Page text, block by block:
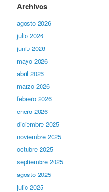
Archivos
agosto 2026
julio 2026
junio 2026
mayo 2026
abril 2026
marzo 2026
febrero 2026
enero 2026
diciembre 2025
noviembre 2025
octubre 2025
septiembre 2025
agosto 2025
julio 2025